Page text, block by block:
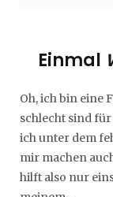
Einmal
Oh, ich bin eine
schlecht sind
ich unter dem
mir machen
hilft also nur